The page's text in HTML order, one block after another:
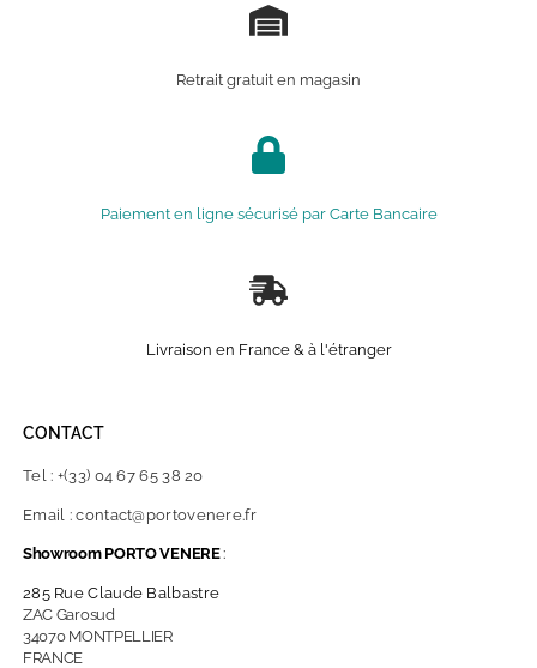
Retrait gratuit en magasin
Paiement en ligne sécurisé par Carte Bancaire
Livraison en France & à l'étranger
CONTACT
Tel : +(33) 04 67 65 38 20
Email : contact@portovenere.fr
Showroom PORTO VENERE:
285 Rue Claude Balbastre
ZAC Garosud
34070 MONTPELLIER
FRANCE